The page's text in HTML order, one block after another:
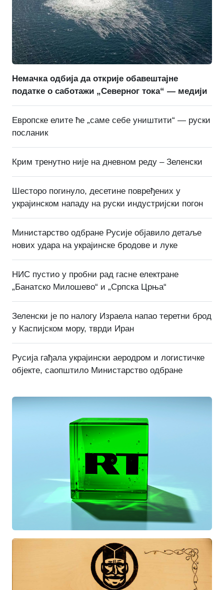
Немачка одбија да открије обавештајне
податке о саботажи „Северног тока“ — медији
Европске елите ће „саме себе уништити“ — руски
посланик
Крим тренутно није на дневном реду – Зеленски
Шесторо погинуло, десетине повређених у
украјинском нападу на руски индустријски погон
Министарство одбране Русије објавило детаље
нових удара на украјинске бродове и луке
НИС пустио у пробни рад гасне електране
„Банатско Милошево“ и „Српска Црња“
Зеленски је по налогу Израела напао теретни брод
у Каспијском мору, тврди Иран
Русија гађала украјински аеродром и логистичке
објекте, саопштило Министарство одбране